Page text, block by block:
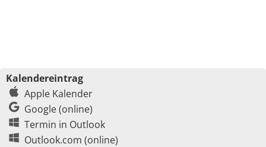
Kalendereintrag
Apple Kalender
Google (online)
Termin in Outlook
Outlook.com (online)